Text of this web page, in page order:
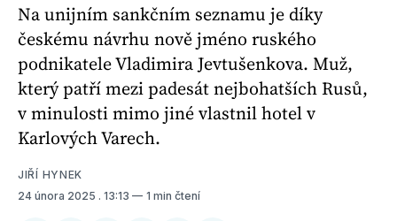
Na unijním sankčním seznamu je díky
českému návrhu nově jméno ruského
podnikatele Vladimira Jevtušenkova. Muž,
který patří mezi padesát nejbohatších Rusů,
v minulosti mimo jiné vlastnil hotel v
Karlových Varech.
JIŘÍ HYNEK
24 února 2025 . 13:13 1 min čtení